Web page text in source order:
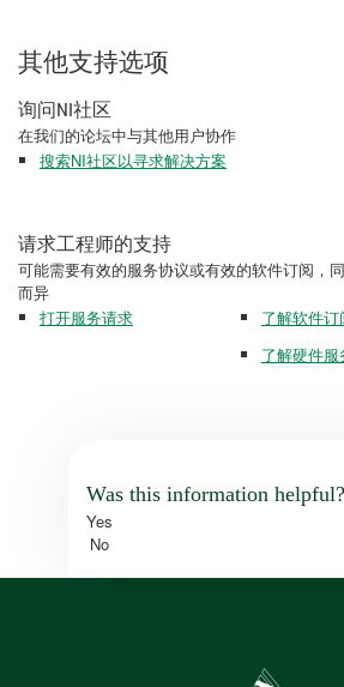
其他支持选项
询问NI社区
在我们的论坛中与其他用户协作
搜索NI社区以寻求解决方案
请求工程师的支持
可能需要有效的服务协议或有效的软件订阅，
而异
打开服务请求
了解软件
了解硬件
Was this information helpful?
Yes
No